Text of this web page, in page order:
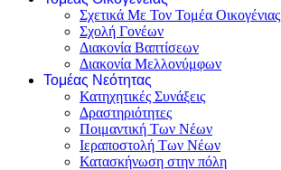
Σχετικά Με Τον Τομέα Οικογένιας
Σχολή Γονέων
Διακονία Βαπτίσεων
Διακονία Μελλονύμφων
Τομέας Νεότητας
Κατηχητικές Συνάξεις
Δραστηριότητες
Ποιμαντική Των Νέων
Ιεραποστολή Των Νέων
Κατασκήνωση στην πόλη